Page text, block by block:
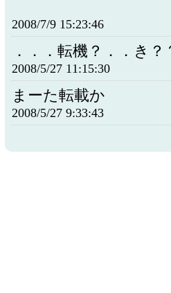
2008/7/9 15:23:46
．．．転機？．．き
2008/5/27 11:15:30
まーた転載か
2008/5/27 9:33:43